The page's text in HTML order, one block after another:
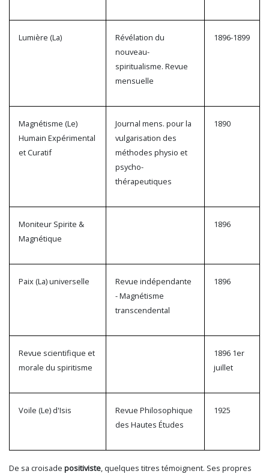
Lumière (La)
Révélation du
nouveau-
spiritualisme. Revue
mensuelle
1896-1899
Magnétisme (Le)
Humain Expérimental
et Curatif
Journal mens. pour la
vulgarisation des
méthodes physio et
psycho-
thérapeutiques
1890
Moniteur Spirite &
Magnétique
1896
Paix (La) universelle
Revue indépendante
- Magnétisme
transcendental
1896
Revue scientifique et
morale du spiritisme
1896 1er
juillet
Voile (Le) d'Isis
Revue Philosophique
des Hautes Études
1925
De sa croisade positiviste, quelques titres témoignent. Ses propres